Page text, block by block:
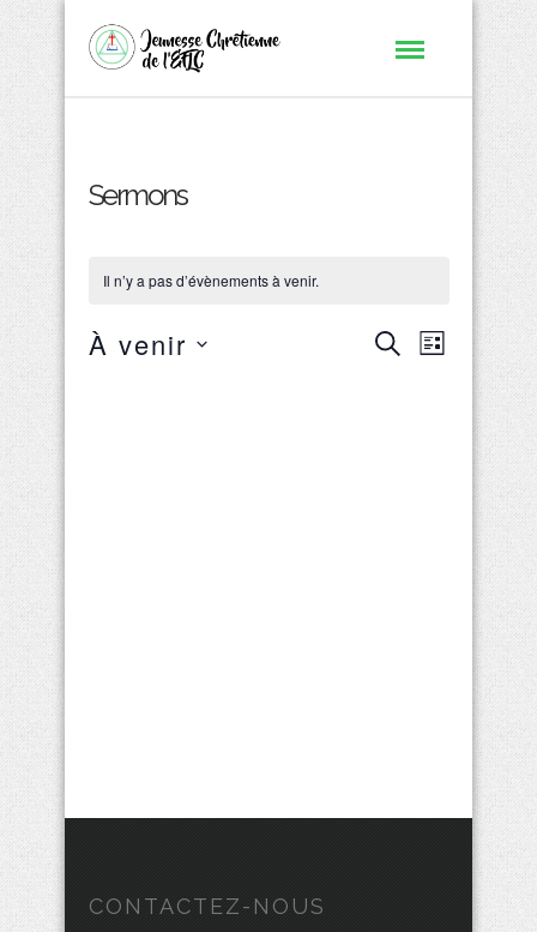
Sermons
Il n’y a pas d’évènements à venir.
Recherche
Liste
À venir
CONTACTEZ-NOUS